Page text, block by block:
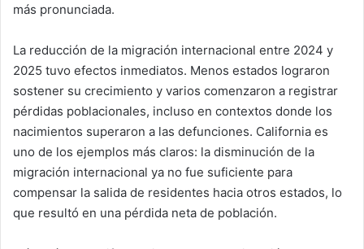
más pronunciada.
La reducción de la migración internacional entre 2024 y
2025 tuvo efectos inmediatos. Menos estados lograron
sostener su crecimiento y varios comenzaron a registrar
pérdidas poblacionales, incluso en contextos donde los
nacimientos superaron a las defunciones. California es
uno de los ejemplos más claros: la disminución de la
migración internacional ya no fue suficiente para
compensar la salida de residentes hacia otros estados, lo
que resultó en una pérdida neta de población.